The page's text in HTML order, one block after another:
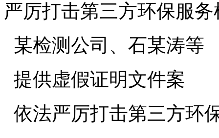
严厉打击第三方环保服
某检测公司、石某涛等
提供虚假证明文件案
依法严厉打击第三方环